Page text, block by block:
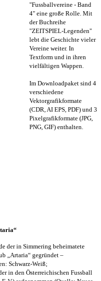
"Fussballvereine - Band
4" eine große Rolle. Mit
der Buchreihe
"ZEITSPIEL-Legenden"
lebt die Geschichte vieler
Vereine weiter. In
Textform und in ihren
vielfältigen Wappen.
Im Downloadpaket sind 4
verschiedene
Vektorgrafikformate
(CDR, AI EPS, PDF) und 3
Pixelgrafikformate (JPG,
PNG, GIF) enthalten.
der in Simmering beheimatete
„Artaria“ gegründet –
Schwarz-Weiß;
in den Österreichischen Fussball